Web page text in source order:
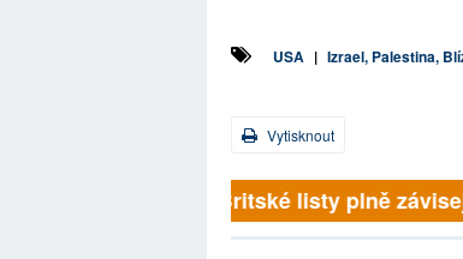
USA | Izrael, Palestina,
Vytisknout
Britské listy plně